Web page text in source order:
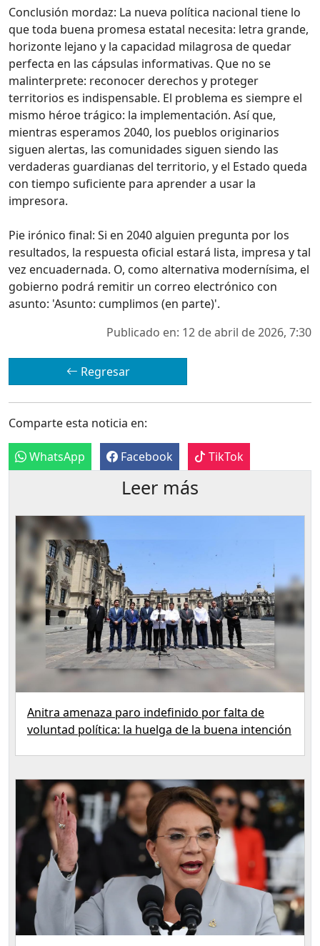
Conclusión mordaz: La nueva política nacional tiene lo
que toda buena promesa estatal necesita: letra grande,
horizonte lejano y la capacidad milagrosa de quedar
perfecta en las cápsulas informativas. Que no se
malinterprete: reconocer derechos y proteger
territorios es indispensable. El problema es siempre el
mismo héroe trágico: la implementación. Así que,
mientras esperamos 2040, los pueblos originarios
siguen alertas, las comunidades siguen siendo las
verdaderas guardianas del territorio, y el Estado queda
con tiempo suficiente para aprender a usar la
impresora.
Pie irónico final: Si en 2040 alguien pregunta por los
resultados, la respuesta oficial estará lista, impresa y tal
vez encuadernada. O, como alternativa modernísima, el
gobierno podrá remitir un correo electrónico con
asunto: 'Asunto: cumplimos (en parte)'.
Publicado en: 12 de abril de 2026, 7:30
Regresar
Comparte esta noticia en:
WhatsApp Facebook TikTok
Leer más
Anitra amenaza paro indefinido por falta de
voluntad política: la huelga de la buena intención